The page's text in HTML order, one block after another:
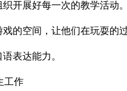
开展好每一次的教学活动。
的空间，让他们在玩耍的
表达能力。
工作